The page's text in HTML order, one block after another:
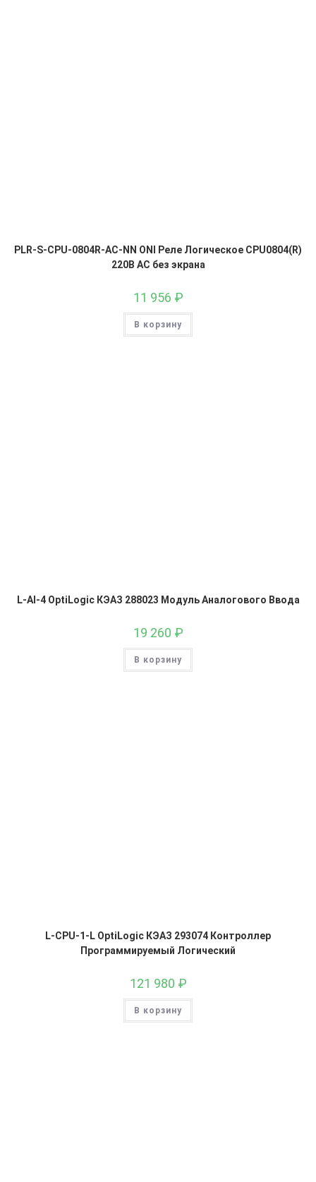
PLR-S-CPU-0804R-AC-NN ONI Реле Логическое CPU0804(R)
220В AC без экрана
11 956 ₽
В корзину
L-AI-4 OptiLogic КЭАЗ 288023 Модуль Аналогового Ввода
19 260 ₽
В корзину
L-CPU-1-L OptiLogic КЭАЗ 293074 Контроллер
Программируемый Логический
121 980 ₽
В корзину